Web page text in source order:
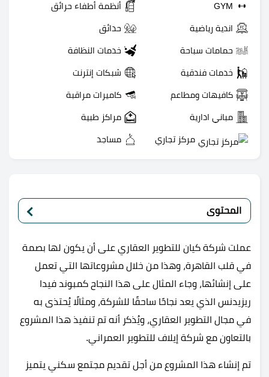
GYM أنظمة أطفاء حرائق
اندية رياضية حدائق
حمامات سباحة خدمات النظافة
خدمات فندقية شبكات إنترنت
كافيهات ومطاعم كاميرات مراقبة
مباني ادارية مراكز طبية
مركز تجاري مساجد
المحتوى
عملت شركة كيان للتطوير العقاري على أن يكون لها بصمة
في قلب القاهرة، وهذا من خلال مشروعاتها التي تعمل
على إنشائها، وجاء المثال على هذا النجاح كمبوند فيدا
ريزيدنس الذي يعد نجاحًا ساحقًا للشركة، ومثالًا يُحتذى به
في مجال التطوير العقاري، ويُذكر أنه تم تنفيذ هذا المشروع
بالتعاون مع شركة إيلاف للتطوير العمراني.
تم إنشاء هذا المشروع من أجل تقديم مجتمع سكني يتميز